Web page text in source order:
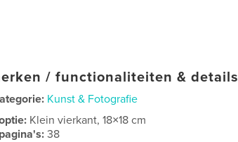
/ functionaliteiten & details
Kunst & Fotografie
Klein vierkant, 18×18 cm
38